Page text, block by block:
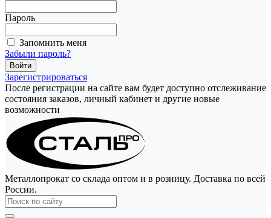
Пароль
Запомнить меня
Забыли пароль?
Зарегистрироваться
После регистрации на сайте вам будет доступно отслеживание
состояния заказов, личный кабинет и другие новые
возможности
Металлопрокат со склада оптом и в розницу. Доставка по всей
России.